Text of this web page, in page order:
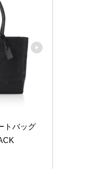
トバッグ